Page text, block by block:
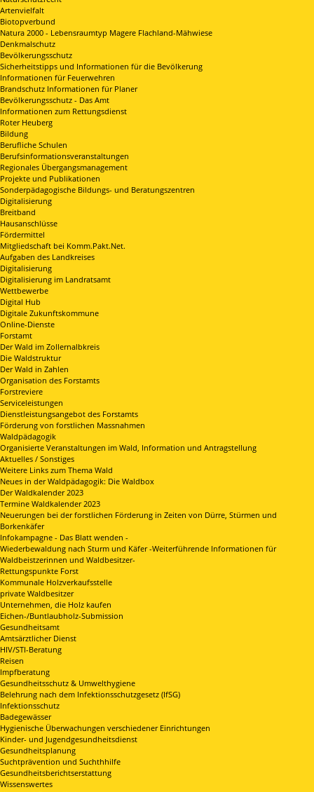
Artenvielfalt
Biotopverbund
Natura 2000 - Lebensraumtyp Magere Flachland-Mähwiese
Denkmalschutz
Bevölkerungsschutz
Sicherheitstipps und Informationen für die Bevölkerung
Informationen für Feuerwehren
Brandschutz Informationen für Planer
Bevölkerungsschutz - Das Amt
Informationen zum Rettungsdienst
Roter Heuberg
Bildung
Berufliche Schulen
Berufsinformationsveranstaltungen
Regionales Übergangsmanagement
Projekte und Publikationen
Sonderpädagogische Bildungs- und Beratungszentren
Digitalisierung
Breitband
Hausanschlüsse
Fördermittel
Mitgliedschaft bei Komm.Pakt.Net.
Aufgaben des Landkreises
Digitalisierung
Digitalisierung im Landratsamt
Wettbewerbe
Digital Hub
Digitale Zukunftskommune
Online-Dienste
Forstamt
Der Wald im Zollernalbkreis
Die Waldstruktur
Der Wald in Zahlen
Organisation des Forstamts
Forstreviere
Serviceleistungen
Dienstleistungsangebot des Forstamts
Förderung von forstlichen Massnahmen
Waldpädagogik
Organisierte Veranstaltungen im Wald, Information und Antragstellung
Aktuelles / Sonstiges
Weitere Links zum Thema Wald
Neues in der Waldpädagogik: Die Waldbox
Der Waldkalender 2023
Termine Waldkalender 2023
Neuerungen bei der forstlichen Förderung in Zeiten von Dürre, Stürmen und
Borkenkäfer
Infokampagne - Das Blatt wenden -
Wiederbewaldung nach Sturm und Käfer -Weiterführende Informationen für
Waldbeistzerinnen und Waldbesitzer-
Rettungspunkte Forst
Kommunale Holzverkaufsstelle
private Waldbesitzer
Unternehmen, die Holz kaufen
Eichen-/Buntlaubholz-Submission
Gesundheitsamt
Amtsärztlicher Dienst
HIV/STI-Beratung
Reisen
Impfberatung
Gesundheitsschutz & Umwelthygiene
Belehrung nach dem Infektionsschutzgesetz (IfSG)
Infektionsschutz
Badegewässer
Hygienische Überwachungen verschiedener Einrichtungen
Kinder- und Jugendgesundheitsdienst
Gesundheitsplanung
Suchtprävention und Suchthhilfe
Gesundheitsberichtserstattung
Wissenswertes